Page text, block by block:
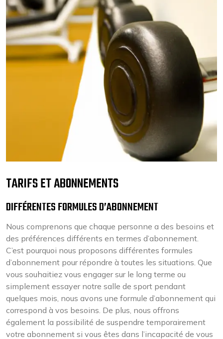
TARIFS ET ABONNEMENTS
DIFFÉRENTES FORMULES D’ABONNEMENT
Nous comprenons que chaque personne a des besoins et
des préférences différents en termes d’abonnement.
C’est pourquoi nous proposons différentes formules
d’abonnement pour répondre à toutes les situations. Que
vous souhaitiez vous engager sur le long terme ou
simplement essayer notre salle de sport pendant
quelques mois, nous avons une formule d’abonnement qui
correspond à vos besoins. De plus, nous offrons
également la possibilité de suspendre temporairement
votre abonnement si vous êtes dans l’incapacité de vous